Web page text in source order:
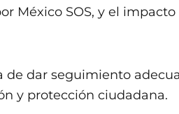
México SOS, y el
dar seguimiento
y protección ciudadana.